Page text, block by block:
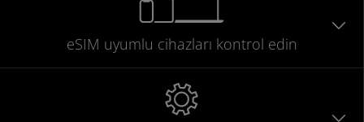
eSIM uyumlu cihazları kontrol edin